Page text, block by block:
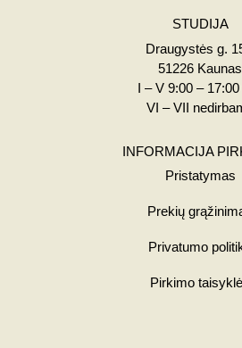
STUDIJA
Draugystės g.
51226 Kaunas
I – V 9:00 – 17:00
VI – VII
INFORMACIJA
Pristatymas
Prekių
Privatumo
Pirkimo